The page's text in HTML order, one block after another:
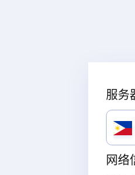
服务
网络